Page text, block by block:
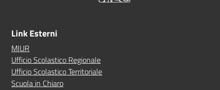
Link Esterni
MIUR
Ufficio Scolastico Regionale
Ufficio Scolastico Territoriale
Scuola in Chiaro